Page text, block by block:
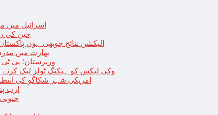
اسرائیل میں
چین کی
الیکشن نتائج جوبھی ہوں
بھارت میں مدرسہ مسمار؛ 4
وزیرستان؛ پی ٹی
وکی لیکس کو ہیکنگ ٹولز لیک کرنے والے
امریکی شہر شکاگو کی
ارب